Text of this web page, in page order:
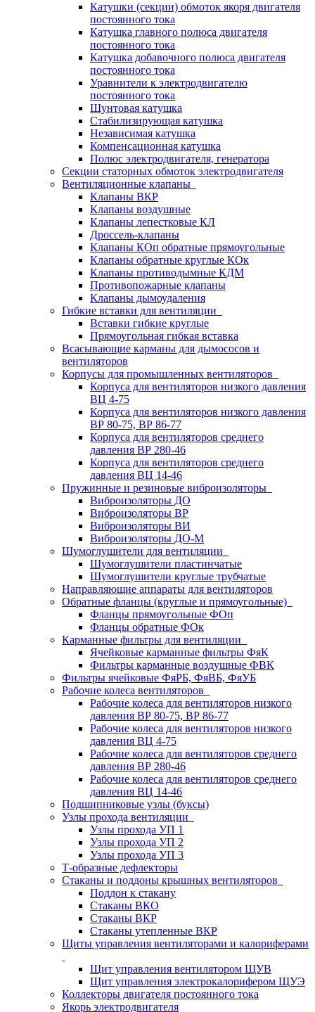
Катушки (секции) обмоток якоря двигателя
постоянного тока
Катушка главного полюса двигателя
постоянного тока
Катушка добавочного полюса двигателя
постоянного тока
Уравнители к электродвигателю
постоянного тока
Шунтовая катушка
Стабилизирующая катушка
Независимая катушка
Компенсационная катушка
Полюс электродвигателя, генератора
Секции статорных обмоток электродвигателя
Вентиляционные клапаны
Клапаны ВКР
Клапаны воздушные
Клапаны лепестковые КЛ
Дроссель-клапаны
Клапаны КОп обратные прямоугольные
Клапаны обратные круглые КОк
Клапаны противодымные КДМ
Противопожарные клапаны
Клапаны дымоудаления
Гибкие вставки для вентиляции
Вставки гибкие круглые
Прямоугольная гибкая вставка
Всасывающие карманы для дымососов и
вентиляторов
Корпусы для промышленных вентиляторов
Корпуса для вентиляторов низкого давления
ВЦ 4-75
Корпуса для вентиляторов низкого давления
ВР 80-75, ВР 86-77
Корпуса для вентиляторов среднего
давления ВР 280-46
Корпуса для вентиляторов среднего
давления ВЦ 14-46
Пружинные и резиновые виброизоляторы
Виброизоляторы ДО
Виброизоляторы ВР
Виброизоляторы ВИ
Виброизоляторы ДО-М
Шумоглушители для вентиляции
Шумоглушители пластинчатые
Шумоглушители круглые трубчатые
Направляющие аппараты для вентиляторов
Обратные фланцы (круглые и прямоугольные)
Фланцы прямоугольные ФОп
Фланцы обратные ФОк
Карманные фильтры для вентиляции
Ячейковые карманные фильтры ФяК
Фильтры карманные воздушные ФВК
Фильтры ячейковые ФяРБ, ФяВБ, ФяУБ
Рабочие колеса вентиляторов
Рабочие колеса для вентиляторов низкого
давления ВР 80-75, ВР 86-77
Рабочие колеса для вентиляторов низкого
давления ВЦ 4-75
Рабочие колеса для вентиляторов среднего
давления ВР 280-46
Рабочие колеса для вентиляторов среднего
давления ВЦ 14-46
Подшипниковые узлы (буксы)
Узлы прохода вентиляции
Узлы прохода УП 1
Узлы прохода УП 2
Узлы прохода УП 3
Т-образные дефлекторы
Стаканы и поддоны крышных вентиляторов
Поддон к стакану
Стаканы ВКО
Стаканы ВКР
Стаканы утепленные ВКР
Щиты управления вентиляторами и калориферами
Щит управления вентилятором ЩУВ
Щит управления электрокалорифером ЩУЭ
Коллекторы двигателя постоянного тока
Якорь электродвигателя